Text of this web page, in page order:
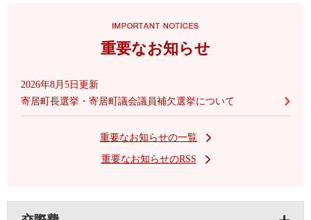
重要なお知らせ
2026年8月5日更新
寄居町長選挙・寄居町議会議員補欠選挙について
重要なお知らせの一覧
重要なお知らせのRSS